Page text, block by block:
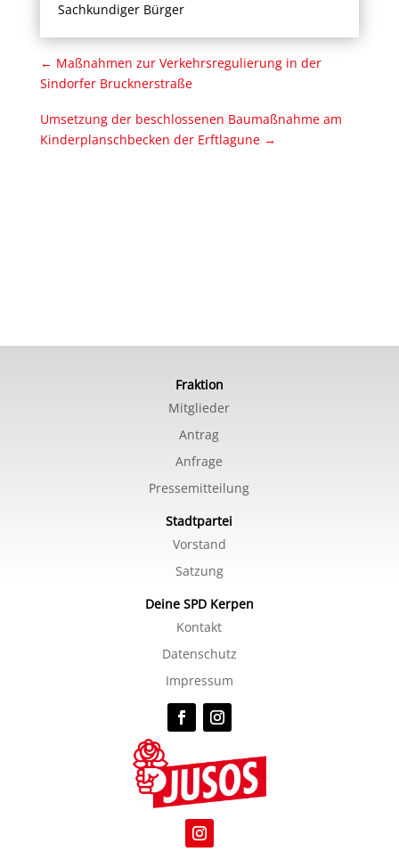
Sachkundiger Bürger
← Maßnahmen zur Verkehrsregulierung in der
Sindorfer Brucknerstraße
Umsetzung der beschlossenen Baumaßnahme am
Kinderplanschbecken der Erftlagune→
Fraktion
Mitglieder
Antrag
Anfrage
Pressemitteilung
Stadtpartei
Vorstand
Satzung
Deine SPD Kerpen
Kontakt
Datenschutz
Impressum